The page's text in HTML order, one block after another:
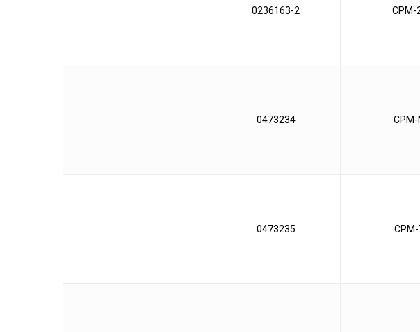
0236163-2 CPM-
0473234 CPM-
0473235